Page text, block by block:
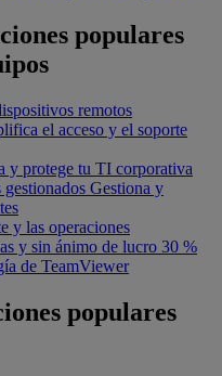
populares
remotos
el acceso y el soporte
y protege tu TI corporativa
gestionados Gestiona y
y las operaciones
y sin ánimo de lucro 30 %
de TeamViewer
populares